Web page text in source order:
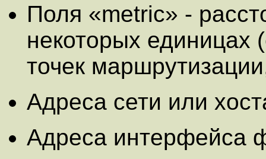
Поля «metric» -
некоторых единицах
точек
Адреса сети или
Адреса интерфейса